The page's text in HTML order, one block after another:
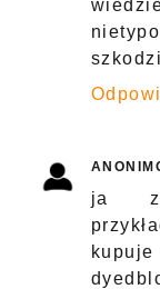
ja
kupuje